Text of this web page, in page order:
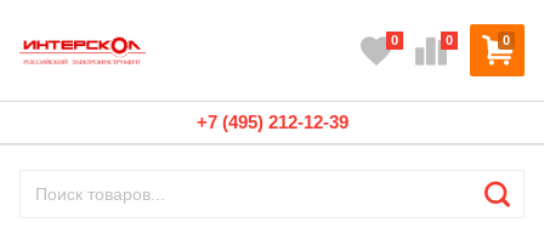
0
0 0
+7 (495) 212-12-39